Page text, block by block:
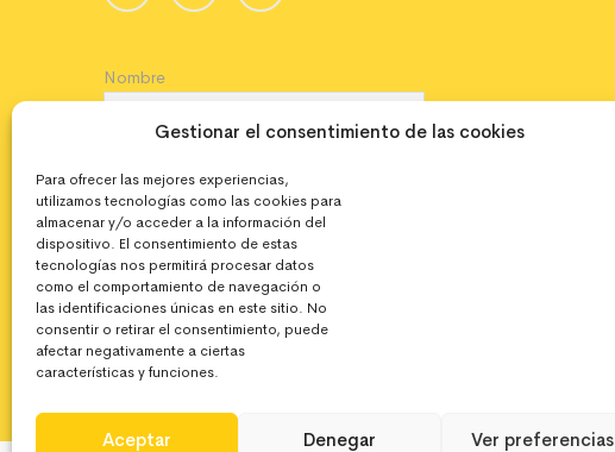
Gestionar el consentimiento de las cookies
Para ofrecer las mejores experiencias,
utilizamos tecnologías como las cookies para
almacenar y/o acceder a la información del
dispositivo. El consentimiento de estas
tecnologías nos permitirá procesar datos
como el comportamiento de navegación o
las identificaciones únicas en este sitio. No
consentir o retirar el consentimiento, puede
afectar negativamente a ciertas
características y funciones.
Aceptar Denegar Ver preferencias
Nombre
Acepto la política de privacidad